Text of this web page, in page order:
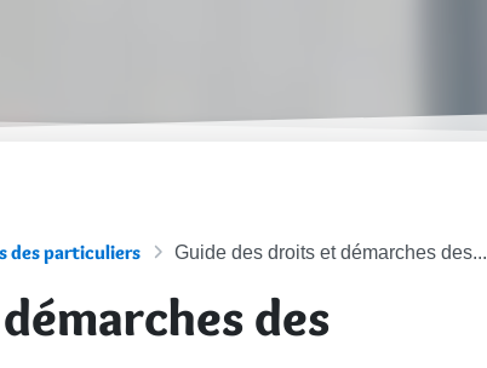
des particuliers Guide des droits et démarches des...
des